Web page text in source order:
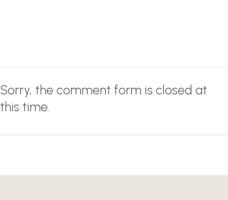
Sorry, the comment form is closed at
this time.